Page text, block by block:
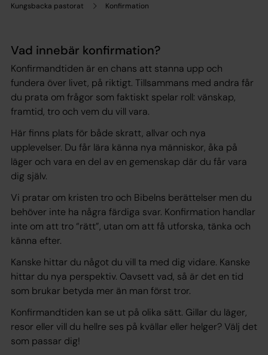
Kungsbacka pastorat Konfirmation
Vad innebär konfirmation?
Konfirmandtiden är en chans att stanna upp och
fundera över livet, på riktigt. Tillsammans med andra får
du prata om frågor som faktiskt spelar roll: vänskap,
framtid, tro och vem du vill vara.
Här finns plats för både skratt, allvar och nya
upplevelser. Du får lära känna nya människor, åka på
läger och vara en del av en gemenskap där du får vara
dig själv.
Vi pratar om kristen tro och Bibelns berättelser men du
behöver inte ha några färdiga svar. Konfirmation handlar
inte om att tro “rätt”, utan om att få utforska, tänka och
känna efter.
Kanske hittar du något du vill ta med dig vidare. Kanske
hittar du nya perspektiv. Oavsett vad, så är det en tid
som brukar betyda mer än man först tror.
Konfirmandtiden kan se ut på olika sätt. Gillar du läger,
resor eller vill du hellre ses på kvällar eller helger? Välj det
som passar dig!